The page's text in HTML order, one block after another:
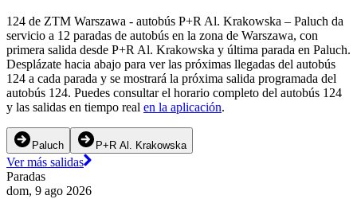
124 de ZTM Warszawa - autobús P+R Al. Krakowska – Paluch da
servicio a 12 paradas de autobús en la zona de Warszawa, con
primera salida desde P+R Al. Krakowska y última parada en Paluch.
Desplázate hacia abajo para ver las próximas llegadas del autobús
124 a cada parada y se mostrará la próxima salida programada del
autobús 124. Puedes consultar el horario completo del autobús 124
y las salidas en tiempo real en la aplicación.
Paluch P+R Al. Krakowska
Ver más salidas
Paradas
dom, 9 ago 2026